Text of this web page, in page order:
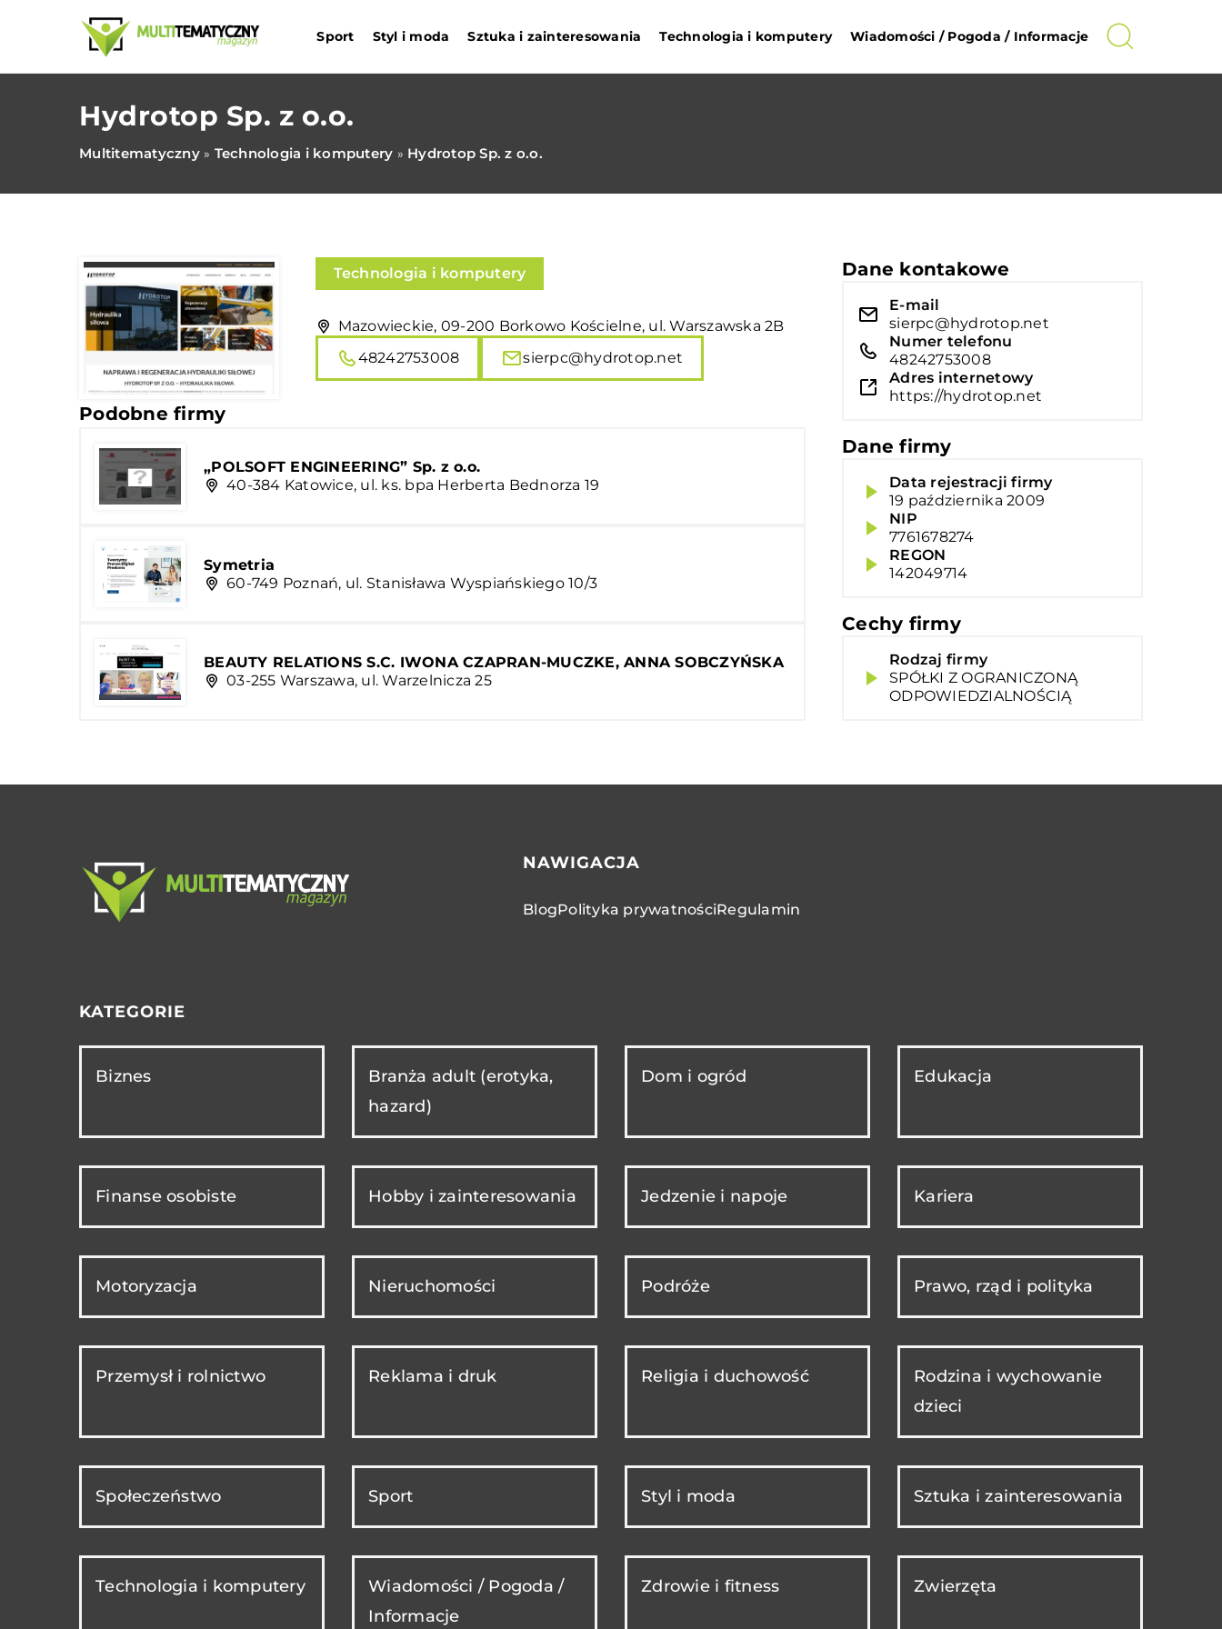
Sport Styl i moda Sztuka i zainteresowania Technologia i komputery Wiadomości / Pogoda / Informacje
Hydrotop Sp. z o.o.
Multitematyczny» Technologia i komputery » Hydrotop Sp. z o.o.
Technologia i komputery
Mazowieckie, 09-200 Borkowo Kościelne, ul. Warszawska 2B
48242753008
sierpc@hydrotop.net
Podobne firmy
„POLSOFT ENGINEERING” Sp. z o.o.
40-384 Katowice, ul. ks. bpa Herberta Bednorza 19
Symetria
60-749 Poznań, ul. Stanisława Wyspiańskiego 10/3
BEAUTY RELATIONS S.C. IWONA CZAPRAN-MUCZKE, ANNA SOBCZYŃSKA
03-255 Warszawa, ul. Warzelnicza 25
Dane kontakowe
E-mail
sierpc@hydrotop.net
Numer telefonu
48242753008
Adres internetowy
https://hydrotop.net
Dane firmy
Data rejestracji firmy
19 października 2009
NIP
7761678274
REGON
142049714
Cechy firmy
Rodzaj firmy
SPÓŁKI Z OGRANICZONĄ
ODPOWIEDZIALNOŚCIĄ
NAWIGACJA
BlogPolityka prywatnościRegulamin
KATEGORIE
Biznes
Branża adult (erotyka,
hazard)
Dom i ogród Edukacja
Finanse osobiste Hobby i zainteresowania Jedzenie i napoje Kariera
Motoryzacja Nieruchomości Podróże Prawo, rząd i polityka
Przemysł i rolnictwo Reklama i druk Religia i duchowość
Rodzina i wychowanie
dzieci
Społeczeństwo Sport Styl i moda Sztuka i zainteresowania
Technologia i komputery
Wiadomości / Pogoda /
Informacje
Zdrowie i fitness Zwierzęta